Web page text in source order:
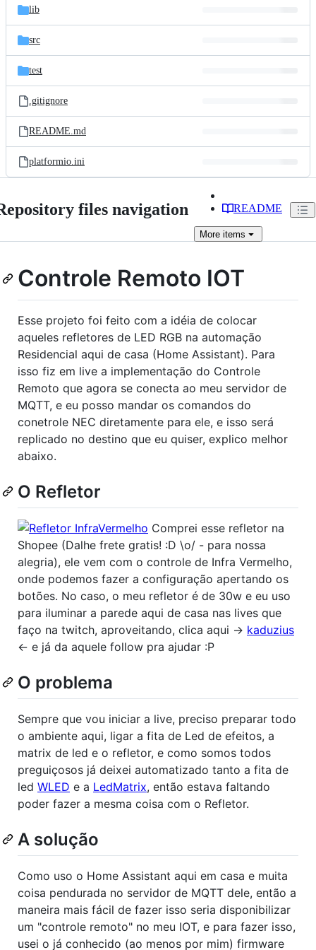
lib
src
test
.gitignore
README.md
platformio.ini
files navigation README
More items
Controle Remoto IOT
Esse projeto foi feito com a idéia de colocar
aqueles refletores de LED RGB na automação
Residencial aqui de casa (Home Assistant). Para
isso fiz em live a implementação do Controle
Remoto que agora se conecta ao meu servidor de
MQTT, e eu posso mandar os comandos do
conetrole NEC diretamente para ele, e isso será
replicado no destino que eu quiser, explico melhor
abaixo.
O Refletor
Comprei esse refletor na
Shopee (Dalhe frete gratis! :D \o/ - para nossa
alegria), ele vem com o controle de Infra Vermelho,
onde podemos fazer a configuração apertando os
botões. No caso, o meu refletor é de 30w e eu uso
para iluminar a parede aqui de casa nas lives que
faço na twitch, aproveitando, clica aqui -> kaduzius
<- e já da aquele follow pra ajudar :P
O problema
Sempre que vou iniciar a live, preciso preparar todo
o ambiente aqui, ligar a fita de Led de efeitos, a
matrix de led e o refletor, e como somos todos
preguiçosos já deixei automatizado tanto a fita de
led WLED e a LedMatrix, então estava faltando
poder fazer a mesma coisa com o Refletor.
A solução
Como uso o Home Assistant aqui em casa e muita
coisa pendurada no servidor de MQTT dele, então a
maneira mais fácil de fazer isso seria disponibilizar
um "controle remoto" no meu IOT, e para fazer isso,
usei o já conhecido (ao menos por mim) firmware